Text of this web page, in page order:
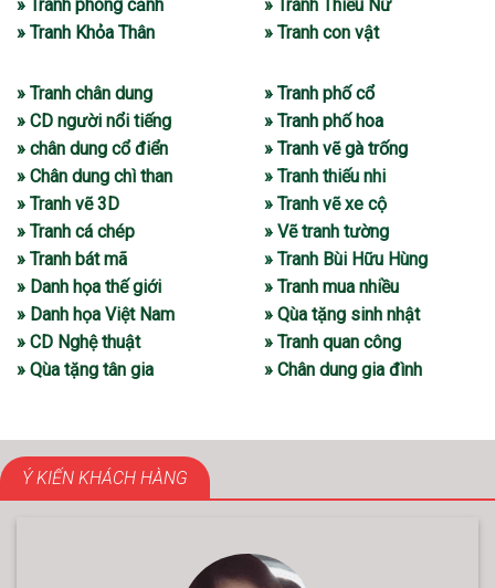
» Tranh phong cảnh
» Tranh Khỏa Thân
» Tranh Thiếu Nữ
» Tranh con vật
» Tranh chân dung
» CD người nổi tiếng
» chân dung cổ điển
» Chân dung chì than
» Tranh vẽ 3D
» Tranh cá chép
» Tranh bát mã
» Danh họa thế giới
» Danh họa Việt Nam
» CD Nghệ thuật
» Qùa tặng tân gia
» Tranh phố cổ
» Tranh phố hoa
» Tranh vẽ gà trống
» Tranh thiếu nhi
» Tranh vẽ xe cộ
» Vẽ tranh tường
» Tranh Bùi Hữu Hùng
» Tranh mua nhiều
» Qùa tặng sinh nhật
» Tranh quan công
» Chân dung gia đình
Ý KIẾN KHÁCH HÀNG